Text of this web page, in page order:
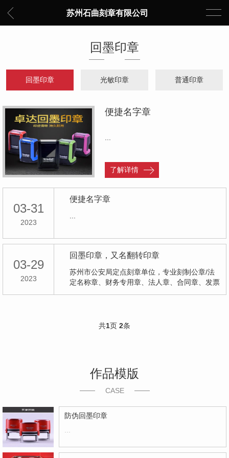
苏州石曲刻章有限公司
回墨印章
回墨印章 光敏印章 普通印章
便捷名字章
了解详情
03-31
2023
便捷名字章
03-29
2023
回墨印章，又名翻转印章
苏州市公安局定点刻章单位，专业刻制公章/法
定名称章、财务专用章、法人章、合同章、发票
印章等各类回墨印章、翻转印章、光敏印章、红
共1页 2条
作品模版
CASE
防伪回墨印章